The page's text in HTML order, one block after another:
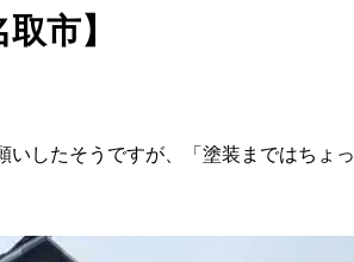
市】
したそうですが、「塗装まではちょっ